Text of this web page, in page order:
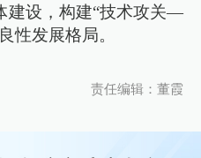
建设，构建“技术攻关—
性发展格局。
责任编辑：董霞